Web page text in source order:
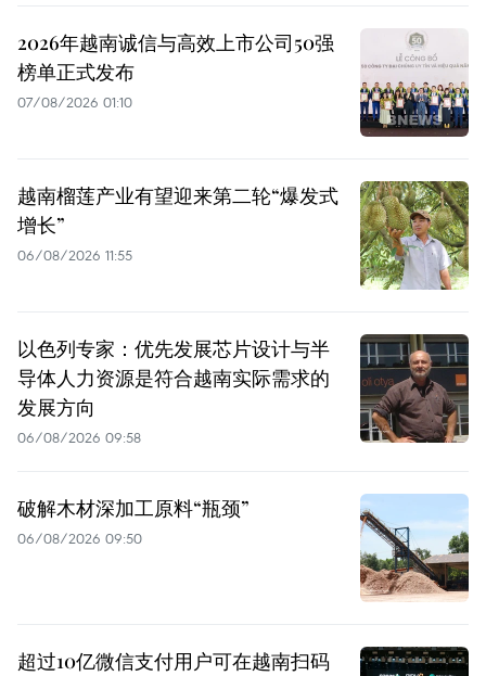
2026年越南诚信与高效上市公司50强
榜单正式发布
07/08/2026 01:10
越南榴莲产业有望迎来第二轮“爆发式
增长”
06/08/2026 11:55
以色列专家：优先发展芯片设计与半
导体人力资源是符合越南实际需求的
发展方向
06/08/2026 09:58
破解木材深加工原料“瓶颈”
06/08/2026 09:50
超过10亿微信支付用户可在越南扫码